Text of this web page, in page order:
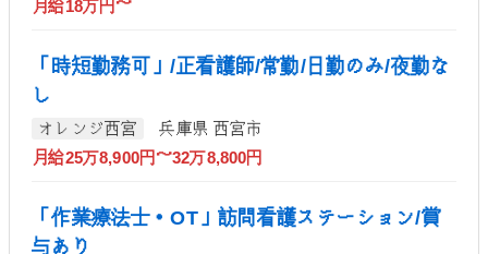
月給18万円～
「時短勤務可」/正看護師/常勤/日勤のみ/夜勤な
し
オレンジ西宮
兵庫県 西宮市
月給25万8,900円～32万8,800円
「作業療法士・OT」訪問看護ステーション/賞
与あり